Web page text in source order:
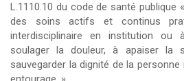
L.1110.10 du code de santé
des soins actifs et continus
interdisciplinaire en institution
soulager la douleur, à apaiser la
sauvegarder la dignité de la